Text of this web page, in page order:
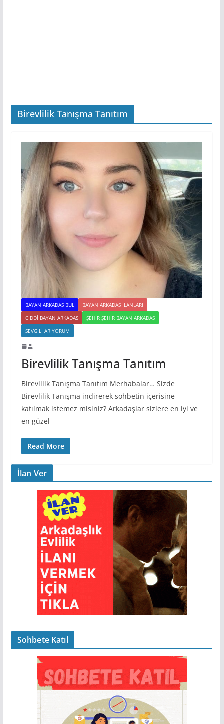
Birevlilik Tanışma Tanıtım
BAYAN ARKADAS BUL
BAYAN ARKADAS ILANLARI
CIDDI BAYAN ARKADAS
ŞEHIR ŞEHIR BAYAN ARKADAS
SEVGILI ARIYORUM
Birevlilik Tanışma Tanıtım
Birevlilik Tanışma Tanıtım Merhabalar… Sizde
Birevlilik Tanışma indirerek sohbetin içerisine
katılmak istemez misiniz? Arkadaşlar sizlere en iyi ve
en güzel
Read More
İlan Ver
Sohbete Katıl